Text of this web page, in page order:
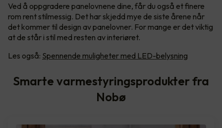
Ved å oppgradere panelovnene dine, får du også et finere
rom rent stilmessig. Det har skjedd mye de siste årene når
det kommer til design av panelovner. For mange er det viktig
at de står i stil med resten av interiøret.
Les også: Spennende muligheter med LED-belysning
Smarte varmestyringsprodukter fra
Nobø